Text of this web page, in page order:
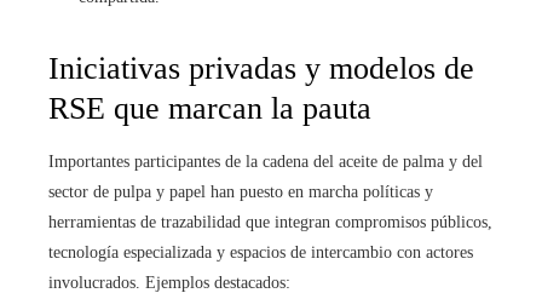
Iniciativas privadas y modelos de
RSE que marcan la pauta
Importantes participantes de la cadena del aceite de palma y del
sector de pulpa y papel han puesto en marcha políticas y
herramientas de trazabilidad que integran compromisos públicos,
tecnología especializada y espacios de intercambio con actores
involucrados. Ejemplos destacados: